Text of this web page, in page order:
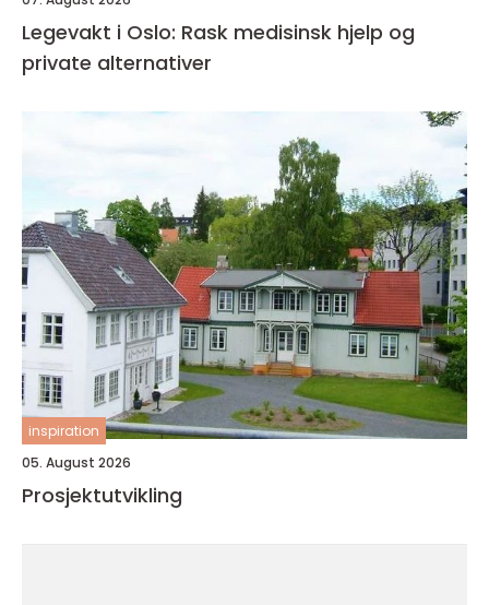
Legevakt i Oslo: Rask medisinsk hjelp og
private alternativer
inspiration
05. August 2026
Prosjektutvikling